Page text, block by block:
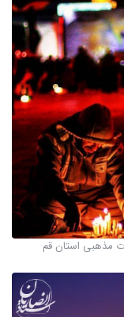
مذهبی استان قم